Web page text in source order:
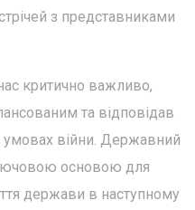
з представниками
критично важливо,
та відповідав
війни. Державний
основою для
держави в наступному